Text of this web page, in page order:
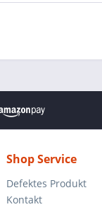
Shop Service
Defektes Produkt
Kontakt